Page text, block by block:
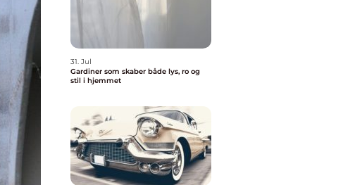
31. Jul
Gardiner som skaber både lys, ro og
stil i hjemmet